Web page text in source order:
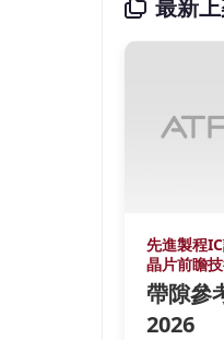
最新
先進製程
晶片前瞻
帶隙參
2026